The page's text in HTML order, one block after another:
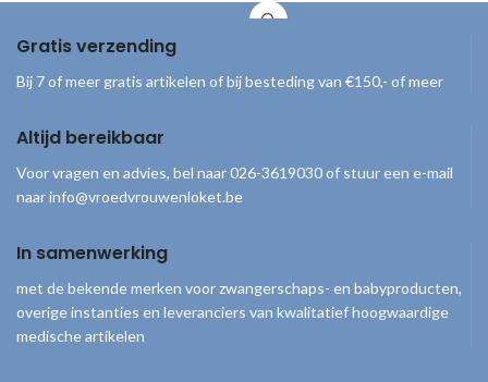
Gratis verzending
Bij 7 of meer gratis artikelen of bij besteding van €150,- of meer
Altijd bereikbaar
Voor vragen en advies, bel naar 026-3619030 of stuur een e-mail
naar info@vroedvrouwenloket.be
In samenwerking
met de bekende merken voor zwangerschaps- en babyproducten,
overige instanties en leveranciers van kwalitatief hoogwaardige
medische artikelen